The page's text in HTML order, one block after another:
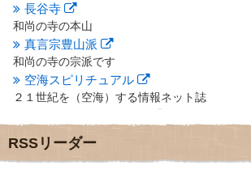
2012年6月
2012年5月(16)
2012年4月 (16)
2012年3月(17)
2012年2月(20)
2012年1月(25)
2011年11月(28)
2011年10月(31)
2011年9月(24)
長谷寺
和尚の寺の本山
真言宗豊山派
和尚の寺の宗派です
空海スピリチュアル
２１世紀を（空海）する情報ネット誌
地域のライターさんです
小豆島 圓満寺
RSSリーダー